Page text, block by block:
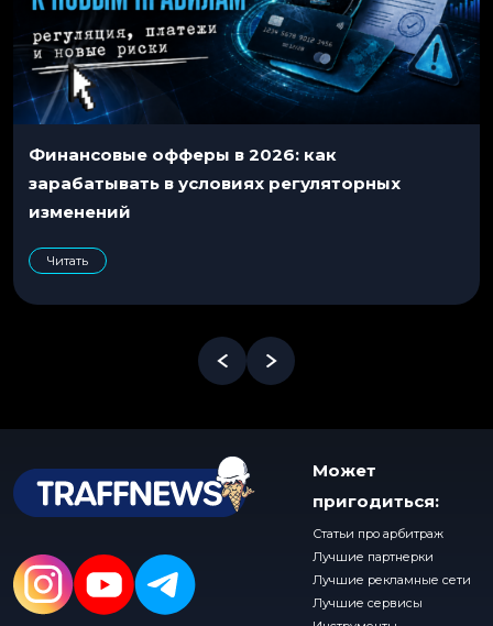
Финансовые офферы в 2026: как
зарабатывать в условиях регуляторных
изменений
Читать
Может
пригодиться:
Статьи про арбитраж
Лучшие партнерки
Лучшие рекламные сети
Лучшие сервисы